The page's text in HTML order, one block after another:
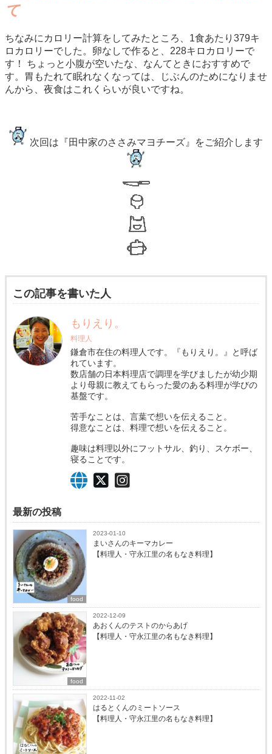
て
ちなみにカロリー計算をしてみたところ、1食あたり379キ
ロカロリーでした。卵なしで作ると、228キロカロリーで
す！ ちょっと小腹が空いたな、なんてときにおすすめで
す。胃もたれて眠れなくなっては、じぶんのためになりませ
んから、夜食はこれくらいが良いですね。
次回は『田中家のささみマヨチーズ』をご紹介します
この記事を書いた人
もりえり。
料理人
鎌倉市在住の料理人です。『もりえり。』と呼ば
れています。
数店舗の日本料理店で調理を学びましたが幼少期
より母親に教えてもらった愛のある料理が学びの
基盤です。
苦手なことは、言葉で想いを伝えること。
得意なことは、料理で想いを伝えること。
趣味は料理以外にフットサル、釣り、スケボー、
寝ることです。
最新の投稿
food
2023-01-10
まいさんのキーマカレー
【料理人・守永江里の名もなき料理】
food
2022-12-09
あおくんのテストのからあげ
【料理人・守永江里の名もなき料理】
2022-11-02
はるとくんのミートソース
【料理人・守永江里の名もなき料理】